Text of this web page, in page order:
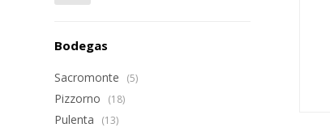
Bodegas
Sacromonte (5)
Pizzorno (18)
Pulenta (13)